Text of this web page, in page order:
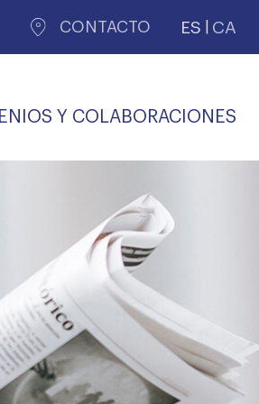
CONTACTO ES CA
Y COLABORACIONES
PERSONAL LABORAL
COMLL
AL
VIDA
PROFESIONAL
OFERTAS Y
TRANSPARENCIA
TRÁMITES CONSULTA
MÉDICA